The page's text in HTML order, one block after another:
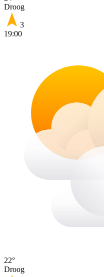
Droog
3
19:00
22°
Droog